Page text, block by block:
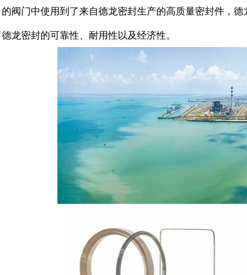
阀门中使用到了来自德龙密封生产的高质量密封件，
龙密封的可靠性、耐用性以及经济性。